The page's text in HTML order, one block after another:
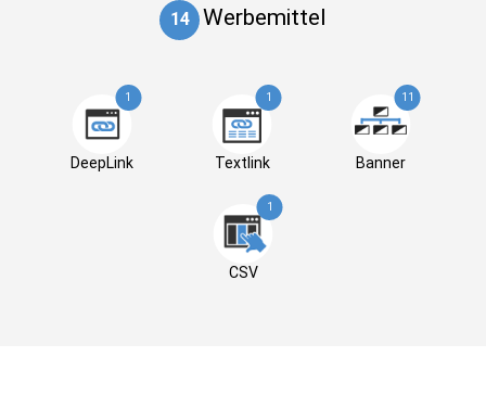
14 Werbemittel
1
DeepLink
1
Textlink
11
Banner
1
CSV